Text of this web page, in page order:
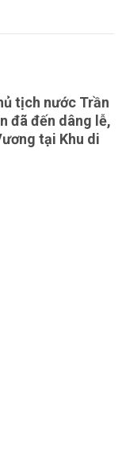
tịch nước Trần
đã đến dâng lễ,
tại Khu di